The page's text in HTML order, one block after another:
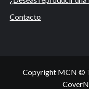
Contacto
Copyright MCN ©